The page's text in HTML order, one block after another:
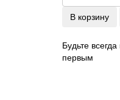
В корзину
Будьте
первым